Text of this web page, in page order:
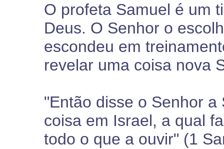
O profeta Samuel é um
Deus. O Senhor o
escondeu em
revelar uma coisa nova
"Então disse o Senhor
coisa em Israel, a qual
todo o que a ouvir" (1